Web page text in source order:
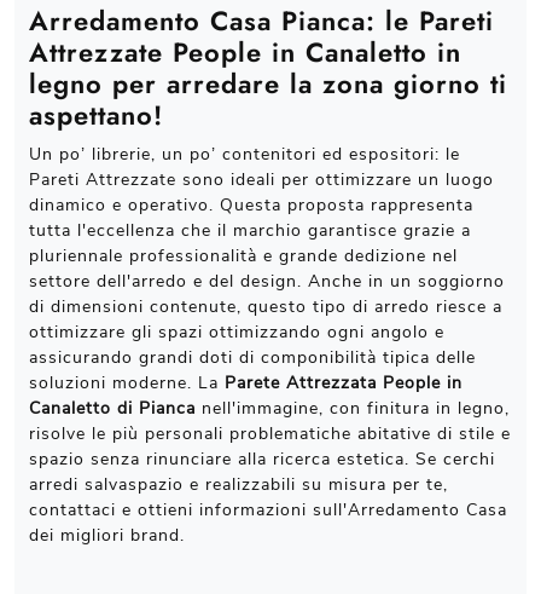
Arredamento Casa Pianca: le Pareti
Attrezzate People in Canaletto in
legno per arredare la zona giorno ti
aspettano!
Un po’ librerie, un po’ contenitori ed espositori: le
Pareti Attrezzate sono ideali per ottimizzare un luogo
dinamico e operativo. Questa proposta rappresenta
tutta l'eccellenza che il marchio garantisce grazie a
pluriennale professionalità e grande dedizione nel
settore dell'arredo e del design. Anche in un soggiorno
di dimensioni contenute, questo tipo di arredo riesce a
ottimizzare gli spazi ottimizzando ogni angolo e
assicurando grandi doti di componibilità tipica delle
soluzioni moderne. La Parete Attrezzata People in
Canaletto di Pianca nell'immagine, con finitura in legno,
risolve le più personali problematiche abitative di stile e
spazio senza rinunciare alla ricerca estetica. Se cerchi
arredi salvaspazio e realizzabili su misura per te,
contattaci e ottieni informazioni sull'Arredamento Casa
dei migliori brand.